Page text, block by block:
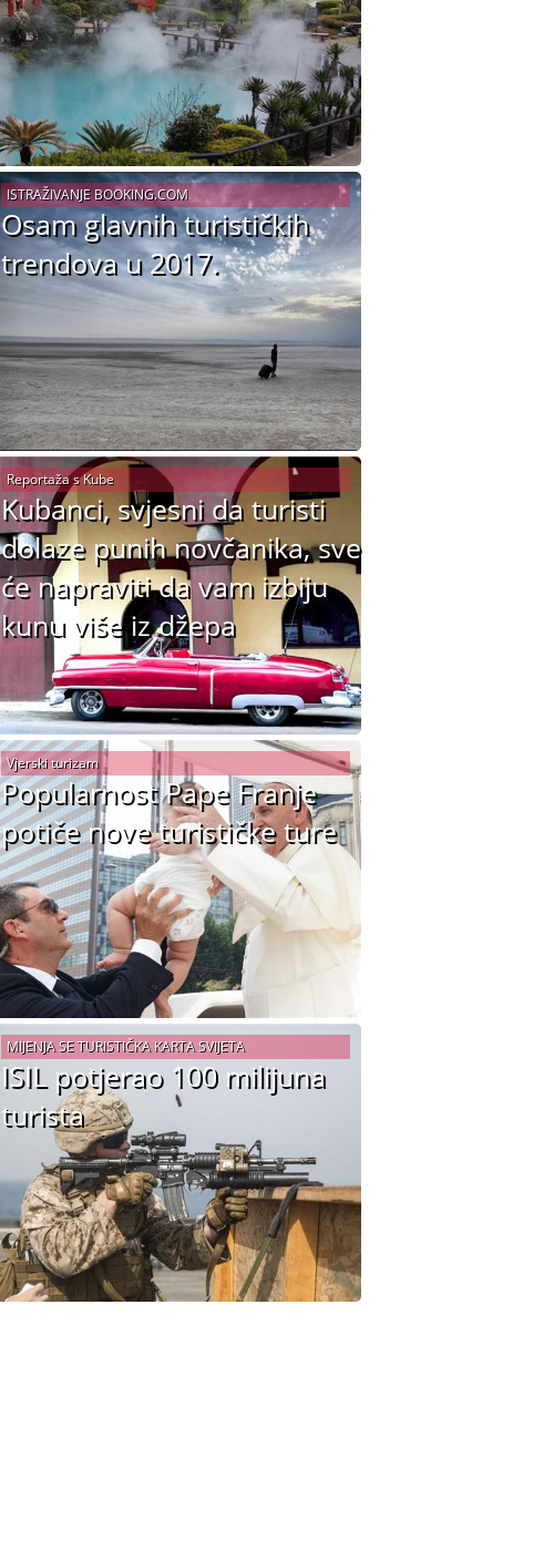
Osam glavnih turističkih
trendova u 2017.
ISTRAŽIVANJE BOOKING.COM
Kubanci, svjesni da turisti
dolaze punih novčanika, sve
će napraviti da vam izbiju
kunu više iz džepa
Reportaža s Kube
Popularnost Pape Franje
potiče nove turističke ture
Vjerski turizam
ISIL potjerao 100 milijuna
turista
MIJENJA SE TURISTIČKA KARTA SVIJETA